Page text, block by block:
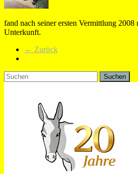
fand nach seiner ersten Vermittlung 2008
Unterkunft.
← Zurück